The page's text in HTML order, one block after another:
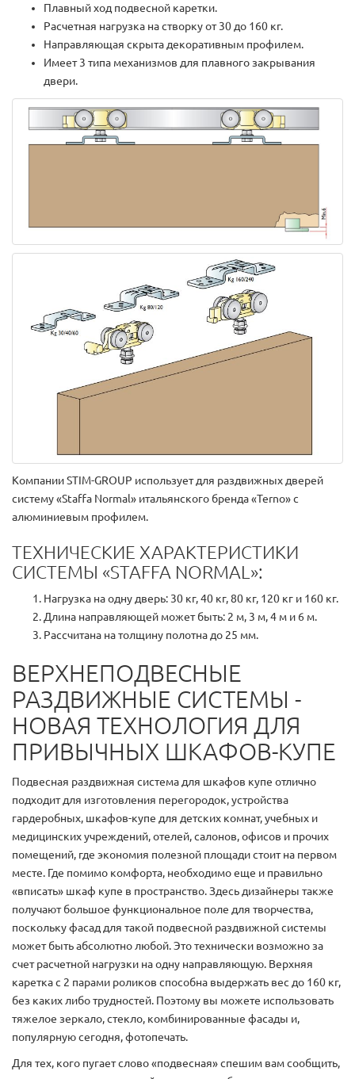
Плавный ход подвесной каретки.
Расчетная нагрузка на створку от 30 до 160 кг.
Направляющая скрыта декоративным профилем.
Имеет 3 типа механизмов для плавного закрывания
двери.
Компании STIM-GROUP использует для раздвижных дверей
систему «Staffa Normal» итальянского бренда «Terno» с
алюминиевым профилем.
ТЕХНИЧЕСКИЕ ХАРАКТЕРИСТИКИ
СИСТЕМЫ «STAFFA NORMAL»:
Нагрузка на одну дверь: 30 кг, 40 кг, 80 кг, 120 кг и 160 кг.
Длина направляющей может быть: 2 м, 3 м, 4 м и 6 м.
Рассчитана на толщину полотна до 25 мм.
ВЕРХНЕПОДВЕСНЫЕ
РАЗДВИЖНЫЕ СИСТЕМЫ -
НОВАЯ ТЕХНОЛОГИЯ ДЛЯ
ПРИВЫЧНЫХ ШКАФОВ-КУПЕ
Подвесная раздвижная система для шкафов купе отлично
подходит для изготовления перегородок, устройства
гардеробных, шкафов-купе для детских комнат, учебных и
медицинских учреждений, отелей, салонов, офисов и прочих
помещений, где экономия полезной площади стоит на первом
месте. Где помимо комфорта, необходимо еще и правильно
«вписать» шкаф купе в пространство. Здесь дизайнеры также
получают большое функциональное поле для творчества,
поскольку фасад для такой подвесной раздвижной системы
может быть абсолютно любой. Это технически возможно за
счет расчетной нагрузки на одну направляющую. Верхняя
каретка с 2 парами роликов способна выдержать вес до 160 кг,
без каких либо трудностей. Поэтому вы можете использовать
тяжелое зеркало, стекло, комбинированные фасады и,
популярную сегодня, фотопечать.
Для тех, кого пугает слово «подвесная» спешим вам сообщить,